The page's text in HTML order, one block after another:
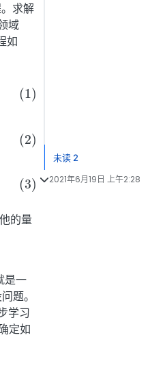
求解
域
如
的量
是一
题。
学习
定如
未读 2
2021年6月19日 上午2:28